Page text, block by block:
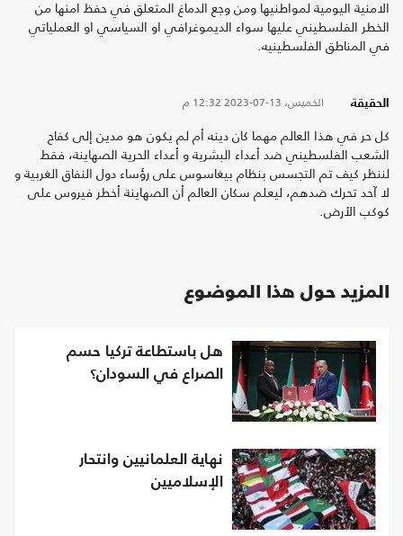
الامنية اليومية لمواطنيها ومن وجع الدماغ المتعلق في حفظ امنها من
الخطر الفلسطيني عليها سواء الديموغرافي او السياسي او العملياتي
في المناطق الفلسطينيه.
الحقيقة الخميس، 13-07-2023 12:32 م
كل حر في هذا العالم مهما كان دينه أم لم يكون هو مدين إلى كفاح
الشعب الفلسطيني ضد أعداء البشرية و أعداء الحرية الصهاينة، فقط
لننظر كيف تم التجسس بنظام بيغاسوس على رؤساء دول النفاق الغربية و
لا آحد تحرك ضدهم، ليعلم سكان العالم أن الصهاينة أخطر فيروس على
كوكب الأرض.
المزيد حول هذا الموضوع
هل باستطاعة تركيا حسم
الصراع في السودان؟
نهاية العلمانيين وانتحار
الإسلاميين